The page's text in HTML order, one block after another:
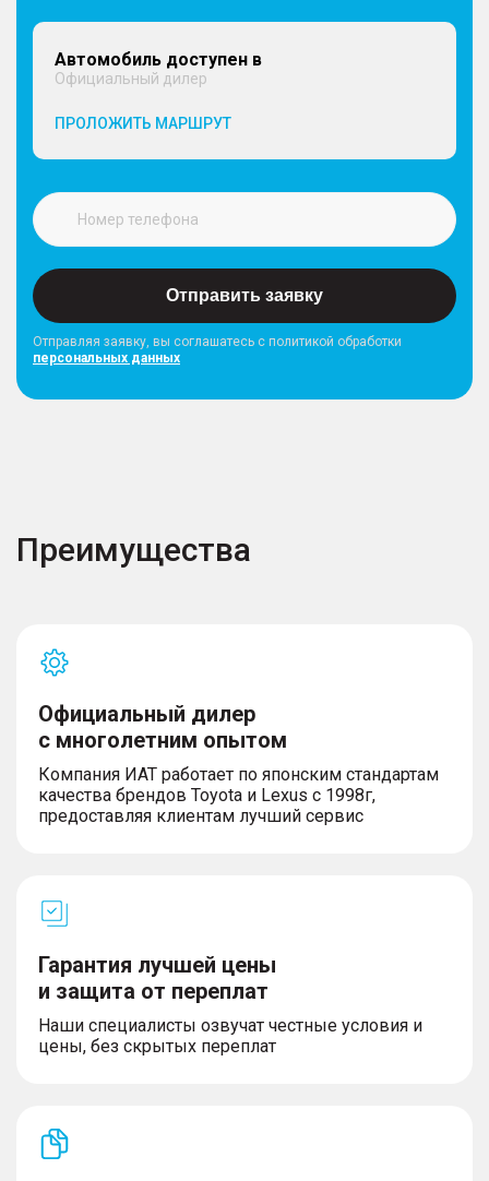
Автомобиль доступен в
Официальный дилер
ПРОЛОЖИТЬ МАРШРУТ
Отправить заявку
Отправляя заявку, вы соглашатесь с политикой обработки
персональных данных
Преимущества
Официальный дилер
с многолетним опытом
Компания ИАТ работает по японским стандартам
качества брендов Toyota и Lexus с 1998г,
предоставляя клиентам лучший сервис
Гарантия лучшей цены
и защита от переплат
Наши специалисты озвучат честные условия и
цены, без скрытых переплат